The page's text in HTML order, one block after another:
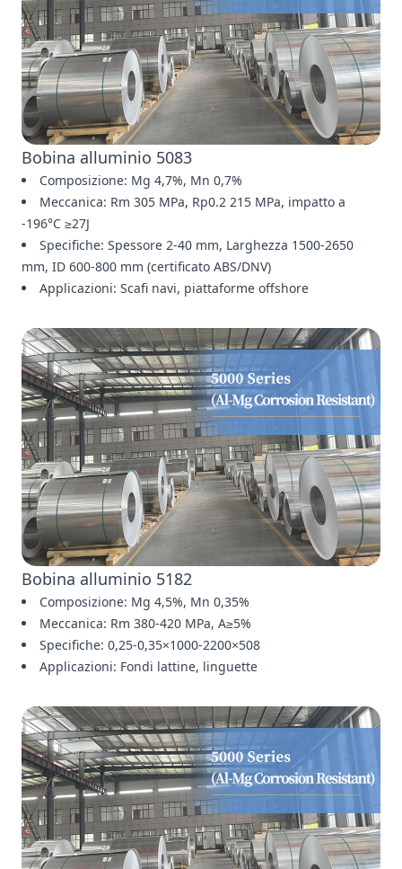
Bobina alluminio 5083
Composizione: Mg 4,7%, Mn 0,7%
Meccanica: Rm 305 MPa, Rp0.2 215 MPa, impatto a
-196°C ≥27J
Specifiche: Spessore 2-40 mm, Larghezza 1500-2650
mm, ID 600-800 mm (certificato ABS/DNV)
Applicazioni: Scafi navi, piattaforme offshore
Bobina alluminio 5182
Composizione: Mg 4,5%, Mn 0,35%
Meccanica: Rm 380-420 MPa, A≥5%
Specifiche: 0,25-0,35×1000-2200×508
Applicazioni: Fondi lattine, linguette